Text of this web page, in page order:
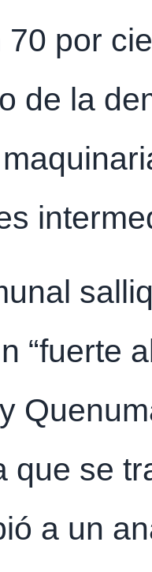
70 por
de la
“fuerte
que se
a un